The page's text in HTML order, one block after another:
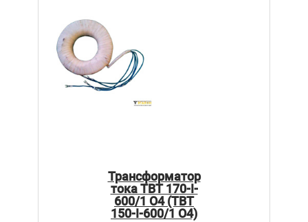
Трансформатор
тока ТВТ 170-I-
600/1 О4 (ТВТ
150-I-600/1 О4)